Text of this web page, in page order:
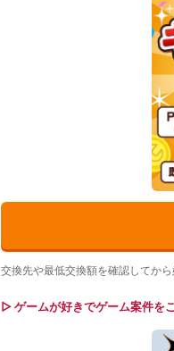
交換先や最低交換額を確認してから
▷ ゲームが好きでゲーム案件を